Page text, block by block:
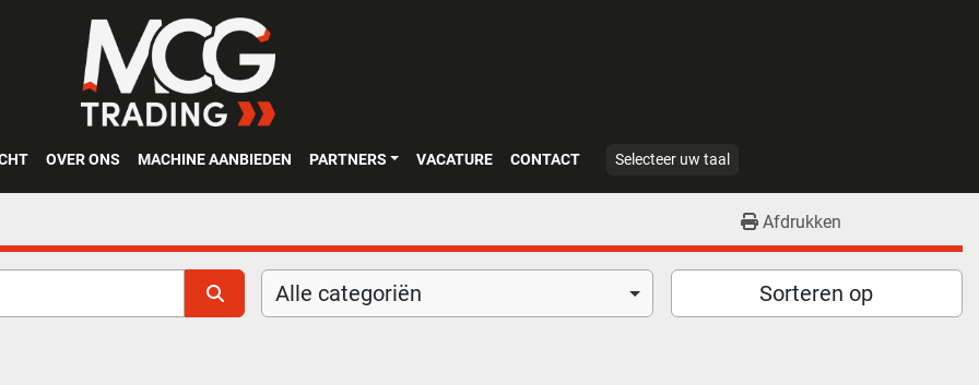
OVER ONS MACHINE AANBIEDEN PARTNERS VACATURE CONTACT Selecteer uw taal
Afdrukken
Alle categoriën Sorteren op